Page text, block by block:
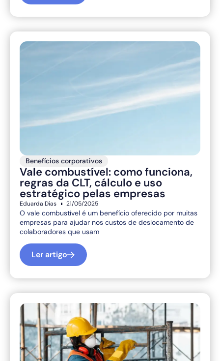
Benefícios corporativos
Vale combustível: como funciona,
regras da CLT, cálculo e uso
estratégico pelas empresas
Eduarda Dias 21/05/2025
O vale combustível é um benefício oferecido por muitas
empresas para ajudar nos custos de deslocamento de
colaboradores que usam
Ler artigo